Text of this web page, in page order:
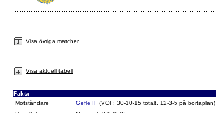
Visa övriga matcher
Visa aktuell tabell
Fakta
Motståndare
Gefle IF (VOF: 30-10-15 totalt, 12-3-5 på bortaplan)